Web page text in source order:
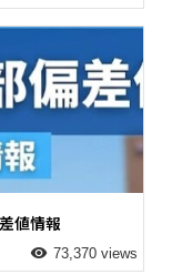
値情報
73,370 views